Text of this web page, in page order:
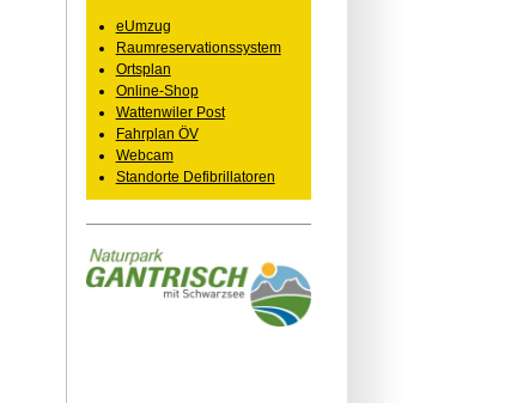
eUmzug
Raumreservationssystem
Ortsplan
Online-Shop
Wattenwiler Post
Fahrplan ÖV
Webcam
Standorte Defibrillatoren